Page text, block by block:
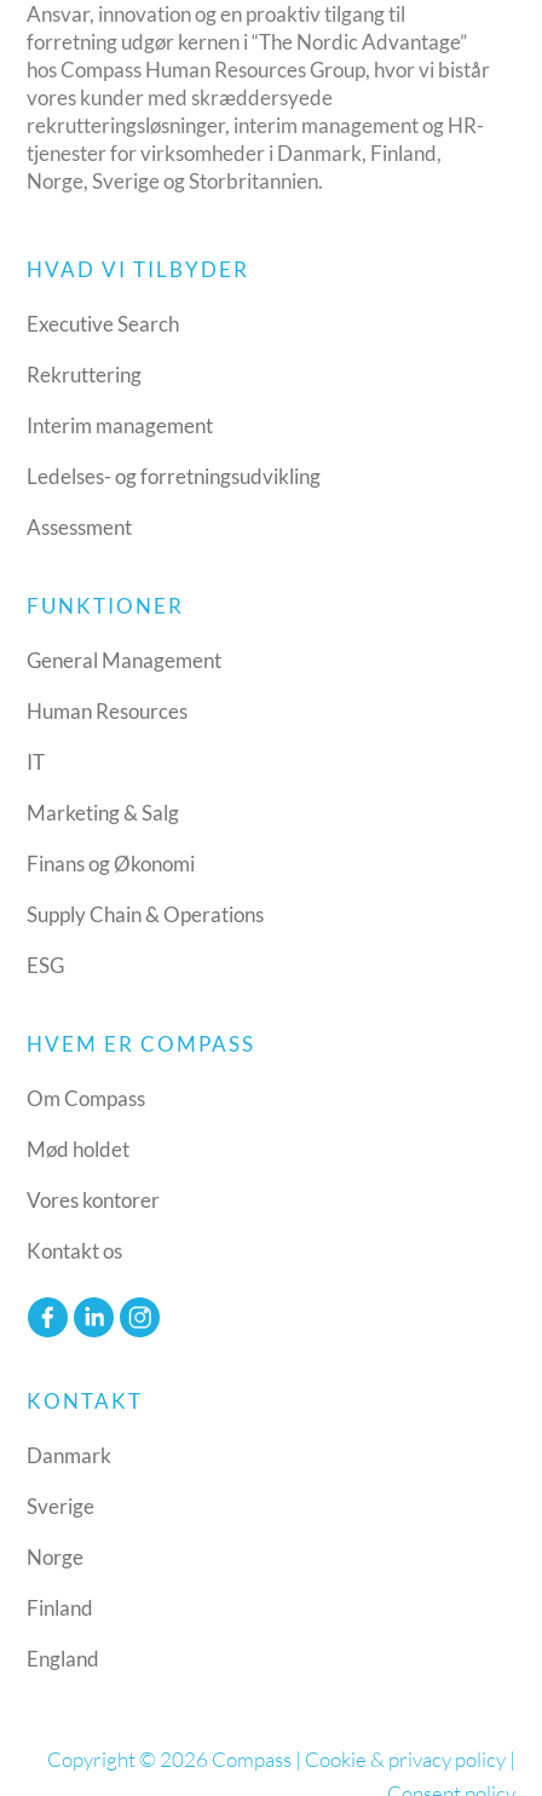
Ansvar, innovation og en proaktiv tilgang til
forretning udgør kernen i “The Nordic Advantage”
hos Compass Human Resources Group, hvor vi bistår
vores kunder med skræddersyede
rekrutteringsløsninger, interim management og HR-
tjenester for virksomheder i Danmark, Finland,
Norge, Sverige og Storbritannien.
HVAD VI TILBYDER
Executive Search
Rekruttering
Interim management
Ledelses- og forretningsudvikling
Assessment
FUNKTIONER
General Management
Human Resources
IT
Marketing & Salg
Finans og Økonomi
Supply Chain & Operations
ESG
HVEM ER COMPASS
Om Compass
Mød holdet
Vores kontorer
Kontakt os
KONTAKT
Danmark
Sverige
Norge
Finland
England
Copyright © 2026 Compass | Cookie & privacy policy|